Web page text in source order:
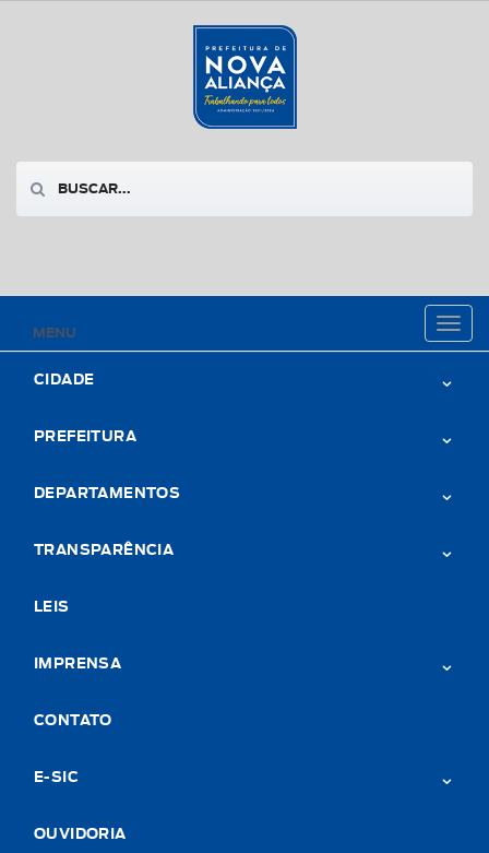
MENU
Toggle
CIDADE
PREFEITURA
DEPARTAMENTOS
TRANSPARÊNCIA
LEIS
IMPRENSA
CONTATO
E-SIC
OUVIDORIA